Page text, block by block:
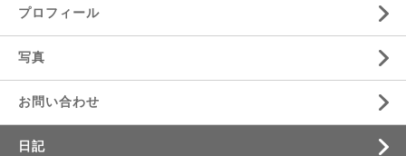
プロフィール
写真
お問い合わせ
日記